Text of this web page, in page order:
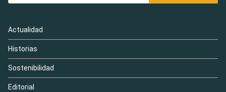
Actualidad
Historias
Sostenibilidad
Editorial